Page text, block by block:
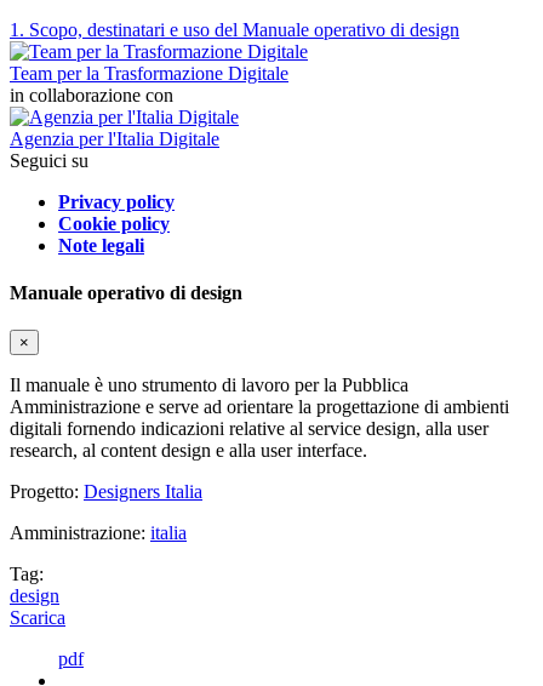
1. Scopo, destinatari e uso del Manuale operativo di design
Team per la Trasformazione Digitale
in collaborazione con
Agenzia per l'Italia Digitale
Seguici su
Privacy policy
Cookie policy
Note legali
Manuale operativo di design
×
Il manuale è uno strumento di lavoro per la Pubblica
Amministrazione e serve ad orientare la progettazione di ambienti
digitali fornendo indicazioni relative al service design, alla user
research, al content design e alla user interface.
Progetto: Designers Italia
Amministrazione: italia
Tag:
design
Scarica
pdf